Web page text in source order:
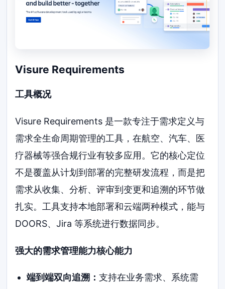
Visure Requirements
工具概况
Visure Requirements 是一款专注于需求定义与
需求全生命周期管理的工具，在航空、汽车、医
疗器械等强合规行业有较多应用。它的核心定位
不是覆盖从计划到部署的完整研发流程，而是把
需求从收集、分析、评审到变更和追溯的环节做
扎实。工具支持本地部署和云端两种模式，能与
DOORS、Jira 等系统进行数据同步。
强大的需求管理能力核心能力
端到端双向追溯： 支持在业务需求、系统需